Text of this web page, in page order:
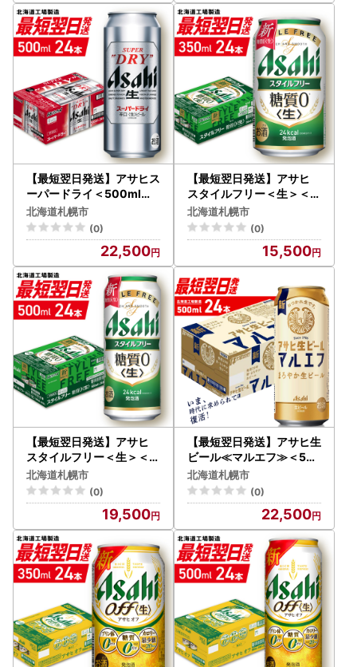
【最短翌日発送】アサヒス
ーパードライ＜500ml＞2
4缶 1ケース 北海道工場製
造
北海道札幌市
(0)
22,500
【最短翌日発送】アサヒ
スタイルフリー＜生＞＜3
50ml＞24缶 1ケース 北海
道工場製造
北海道札幌市
(0)
15,500
【最短翌日発送】アサヒ
スタイルフリー＜生＞＜5
00ml＞24缶 1ケース 北海
道工場製造
北海道札幌市
(0)
19,500
【最短翌日発送】アサヒ生
ビール≪マルエフ≫＜50
0ml＞24缶 1ケース 北海
道工場製造
北海道札幌市
(0)
22,500